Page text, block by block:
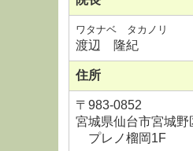
ワタナベ タカノリ
渡辺 隆紀
住所
〒983-0852
宮城県仙台市宮城野
プレノ榴岡1F